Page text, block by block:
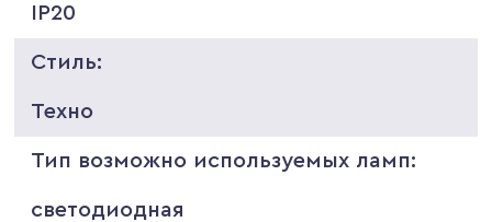
IP20
Стиль:
Техно
Тип возможно используемых ламп:
светодиодная